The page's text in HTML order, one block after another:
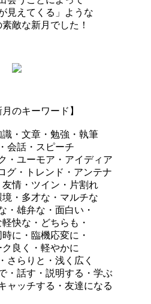
見えてくる」ような
敵な新月でした！
月のキーワード】
・文章・勉強・執筆
会話・スピーチ
・ユーモア・アイディア
グ・トレンド・アンテナ
友情・ツイン・片割れ
・多才な・マルチな
・雄弁な・面白い・
快な・どちらも・
に・臨機応変に・
良く・軽やかに
さらりと・浅く広く
・話す・説明する・学ぶ
ャッチする・友達になる